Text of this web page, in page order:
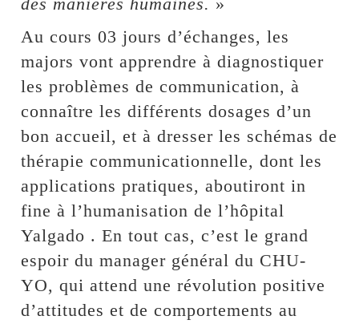
Au cours 03 jours d’échanges, les
majors vont apprendre à diagnostiquer
les problèmes de communication, à
connaître les différents dosages d’un
bon accueil, et à dresser les schémas de
thérapie communicationnelle, dont les
applications pratiques, aboutiront in
fine à l’humanisation de l’hôpital
Yalgado . En tout cas, c’est le grand
espoir du manager général du CHU-
YO, qui attend une révolution positive
d’attitudes et de comportements au